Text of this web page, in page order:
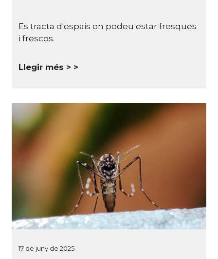
Es tracta d'espais on podeu estar fresques
i frescos.
Llegir més >
17 de juny de 2025